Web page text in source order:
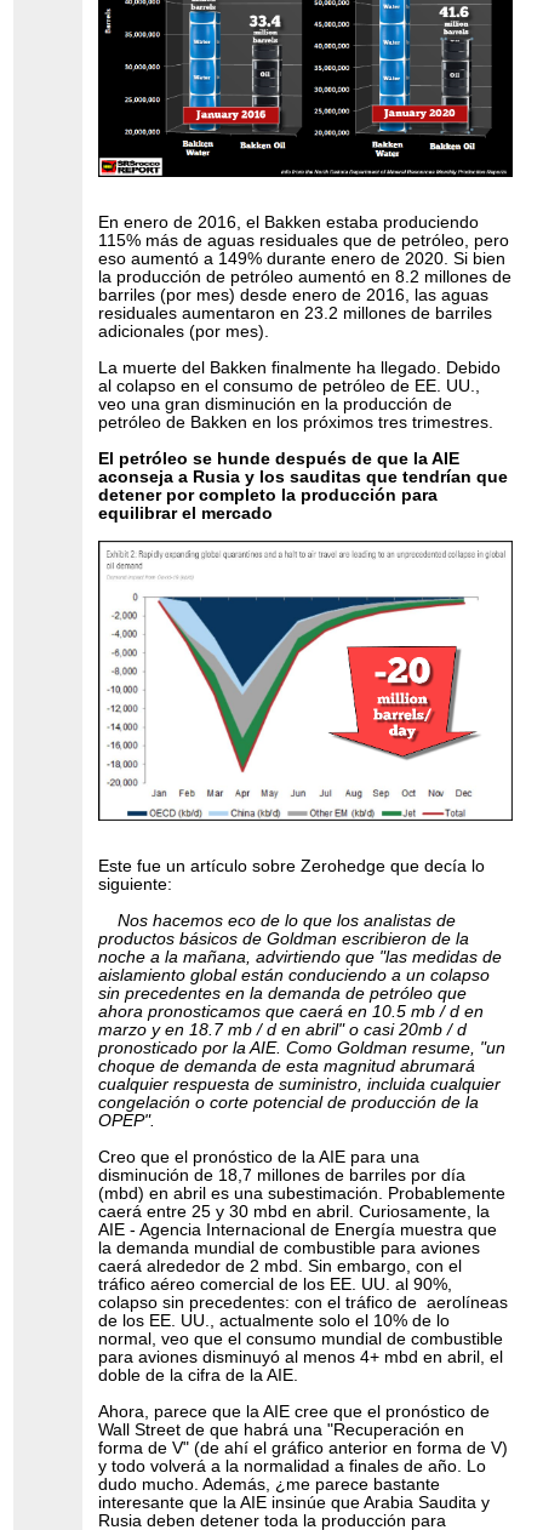
En enero de 2016, el Bakken estaba produciendo
115% más de aguas residuales que de petróleo, pero
eso aumentó a 149% durante enero de 2020. Si bien
la producción de petróleo aumentó en 8.2 millones de
barriles (por mes) desde enero de 2016, las aguas
residuales aumentaron en 23.2 millones de barriles
adicionales (por mes).
La muerte del Bakken finalmente ha llegado. Debido
al colapso en el consumo de petróleo de EE. UU.,
veo una gran disminución en la producción de
petróleo de Bakken en los próximos tres trimestres.
El petróleo se hunde después de que la AIE
aconseja a Rusia y los sauditas que tendrían que
detener por completo la producción para
equilibrar el mercado
Este fue un artículo sobre Zerohedge que decía lo
siguiente:
Nos hacemos eco de lo que los analistas de
productos básicos de Goldman escribieron de la
noche a la mañana, advirtiendo que "las medidas de
aislamiento global están conduciendo a un colapso
sin precedentes en la demanda de petróleo que
ahora pronosticamos que caerá en 10.5 mb / d en
marzo y en 18.7 mb / d en abril" o casi 20mb / d
pronosticado por la AIE. Como Goldman resume, "un
choque de demanda de esta magnitud abrumará
cualquier respuesta de suministro, incluida cualquier
congelación o corte potencial de producción de la
OPEP".
Creo que el pronóstico de la AIE para una
disminución de 18,7 millones de barriles por día
(mbd) en abril es una subestimación. Probablemente
caerá entre 25 y 30 mbd en abril. Curiosamente, la
AIE - Agencia Internacional de Energía muestra que
la demanda mundial de combustible para aviones
caerá alrededor de 2 mbd. Sin embargo, con el
tráfico aéreo comercial de los EE. UU. al 90%,
colapso sin precedentes: con el tráfico de aerolíneas
de los EE. UU., actualmente solo el 10% de lo
normal, veo que el consumo mundial de combustible
para aviones disminuyó al menos 4+ mbd en abril, el
doble de la cifra de la AIE.
Ahora, parece que la AIE cree que el pronóstico de
Wall Street de que habrá una "Recuperación en
forma de V" (de ahí el gráfico anterior en forma de V)
y todo volverá a la normalidad a finales de año. Lo
dudo mucho. Además, ¿me parece bastante
interesante que la AIE insinúe que Arabia Saudita y
Rusia deben detener toda la producción para